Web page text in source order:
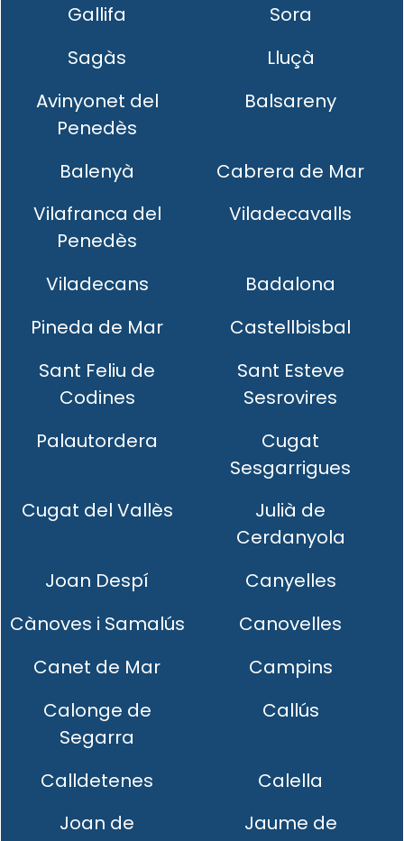
Gallifa
Sora
Sagàs
Lluçà
Avinyonet del
Penedès
Balsareny
Balenyà
Cabrera de Mar
Vilafranca del
Penedès
Viladecavalls
Viladecans
Badalona
Pineda de Mar
Castellbisbal
Sant Feliu de
Codines
Sant Esteve
Sesrovires
Palautordera
Cugat
Sesgarrigues
Cugat del Vallès
Julià de
Cerdanyola
Joan Despí
Canyelles
Cànoves i Samalús
Canovelles
Canet de Mar
Campins
Calonge de
Segarra
Callús
Calldetenes
Calella
Joan de
Jaume de